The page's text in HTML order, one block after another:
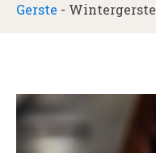
Gerste - Wintergerste